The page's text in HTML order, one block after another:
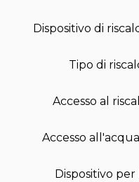
Dispositivo di
Tipo di
Accesso al
Accesso
Dispositivo